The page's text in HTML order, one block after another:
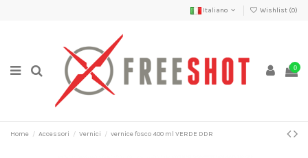
Italiano Wishlist (0)
0
Home Accessori Vernici vernice fosco 400 ml VERDE DDR